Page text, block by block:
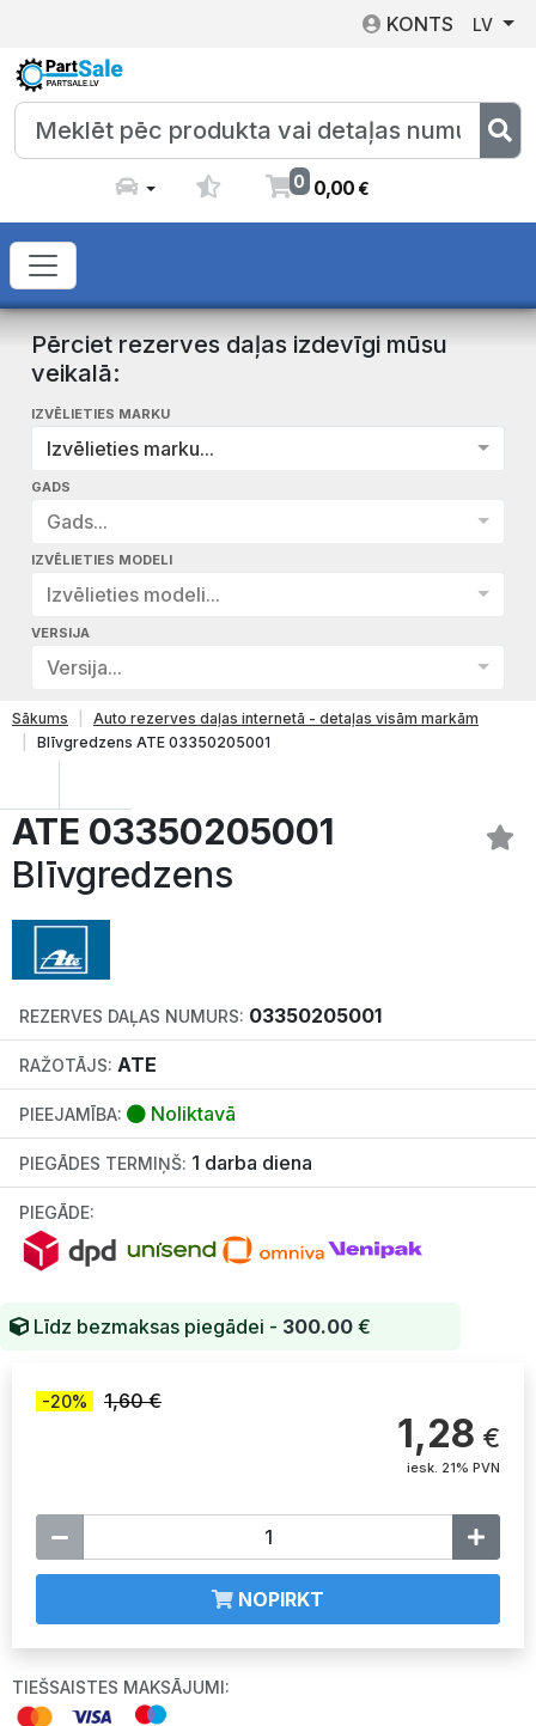
KONTS LV
0 0,00€
Pērciet rezerves daļas izdevīgi mūsu
veikalā:
IZVĒLIETIES MARKU
Izvēlieties marku...
GADS
Gads...
IZVĒLIETIES MODELI
Izvēlieties modeli...
VERSIJA
Versija...
Sākums
Auto rezerves daļas internetā - detaļas visām markām
Blīvgredzens ATE 03350205001
ATE 03350205001
Blīvgredzens
REZERVES DAĻAS NUMURS: 03350205001
RAŽOTĀJS: ATE
PIEEJAMĪBA: Noliktavā
PIEGĀDES TERMIŅŠ: 1 darba diena
PIEGĀDE:
Līdz bezmaksas piegādei - 300.00 €
-20% 1,60 €
1,28 €
iesk. 21% PVN
NOPIRKT
TIEŠSAISTES MAKSĀJUMI: